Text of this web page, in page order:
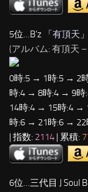
5位…B’z 「有頂天 」
(アルバム: 有頂天 –
0時:5 → 1時:5 → 2
時:4 → 8時:4 → 9
14時:4 → 15時:4 →
時:6 → 21時:6 →
| 指数: 2114 | 累積:
6位…三代目 J Soul